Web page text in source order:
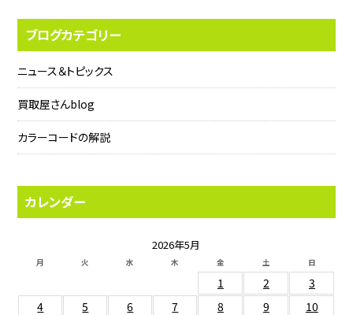
ブログカテゴリー
ニュース＆トピックス
買取屋さんblog
カラーコードの解説
カレンダー
2026年5月
月 火 水 木 金 土 日
1 2
3
4
5 6 7 8 9
10